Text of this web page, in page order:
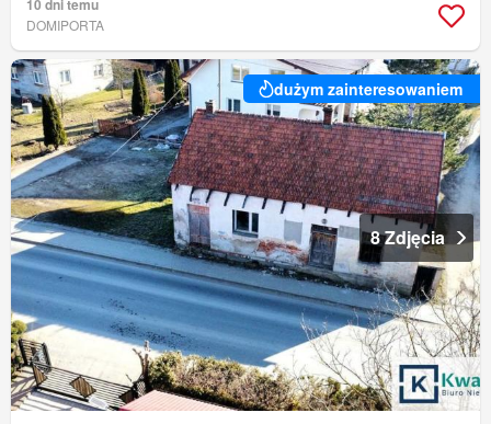
10 dni temu
DOMIPORTA
dużym zainteresowaniem
8 Zdjęcia